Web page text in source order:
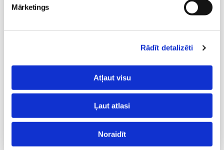
Mārketings
Rādīt detalizēti
Atļaut visu
Ļaut atlasi
Noraidīt
dzemdībām kopā ar Diānu Zandi tiešsaistē ZOOM.US
Brīvo vietu skaits:9
Pieteikties
Kā bērnam iekļauties klasē ar dažādiem bērniem?